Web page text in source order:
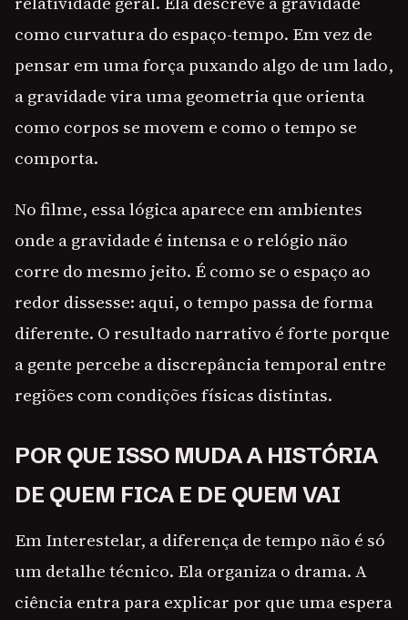
como curvatura do espaço-tempo. Em vez de
pensar em uma força puxando algo de um lado,
a gravidade vira uma geometria que orienta
como corpos se movem e como o tempo se
comporta.
No filme, essa lógica aparece em ambientes
onde a gravidade é intensa e o relógio não
corre do mesmo jeito. É como se o espaço ao
redor dissesse: aqui, o tempo passa de forma
diferente. O resultado narrativo é forte porque
a gente percebe a discrepância temporal entre
regiões com condições físicas distintas.
POR QUE ISSO MUDA A HISTÓRIA
DE QUEM FICA E DE QUEM VAI
Em Interestelar, a diferença de tempo não é só
um detalhe técnico. Ela organiza o drama. A
ciência entra para explicar por que uma espera